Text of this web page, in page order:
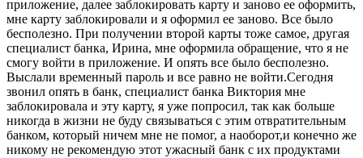
приложение, далее заблокировать карту и заново ее оформить,
мне карту заблокировали и я оформил ее заново. Все было
бесполезно. При получении второй карты тоже самое, другая
специалист банка, Ирина, мне оформила обращение, что я не
смогу войти в приложение. И опять все было бесполезно.
Выслали временный пароль и все равно не войти.Сегодня
звонил опять в банк, специалист банка Виктория мне
заблокировала и эту карту, я уже попросил, так как больше
никогда в жизни не буду связываться с этим отвратительным
банком, который ничем мне не помог, а наоборот,и конечно же
никому не рекомендую этот ужасный банк с их продуктами